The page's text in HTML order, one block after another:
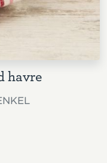
havre